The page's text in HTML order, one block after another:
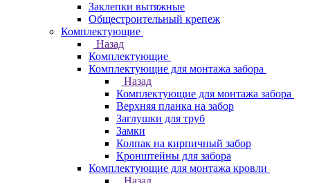
Заклепки вытяжные
Общестроительный крепеж
Комплектующие
Назад
Комплектующие
Комплектующие для монтажа забора
Назад
Комплектующие для монтажа забора
Верхняя планка на забор
Заглушки для труб
Замки
Колпак на кирпичный забор
Кронштейны для забора
Комплектующие для монтажа кровли
Назад